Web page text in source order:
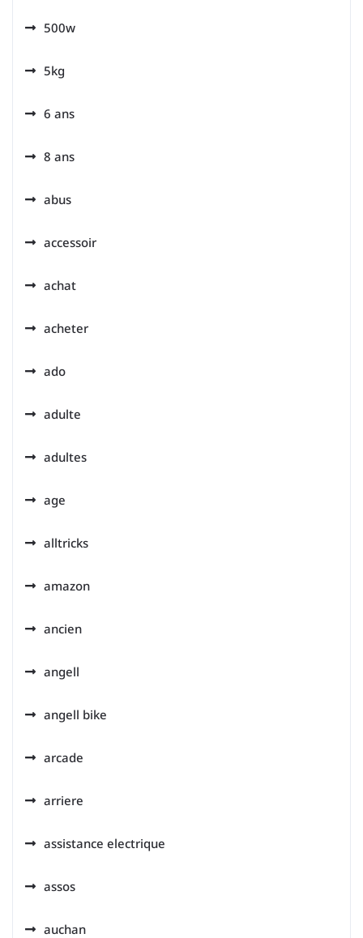
500w
5kg
6 ans
8 ans
abus
accessoir
achat
acheter
ado
adulte
adultes
age
alltricks
amazon
ancien
angell
angell bike
arcade
arriere
assistance electrique
assos
auchan